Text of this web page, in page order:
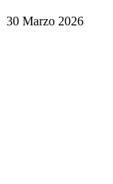
30 Marzo 2026